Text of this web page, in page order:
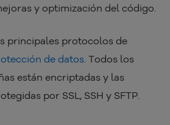
y optimización del código.
principales protocolos de
de datos . Todos los
están encriptadas y las
por SSL, SSH y SFTP.